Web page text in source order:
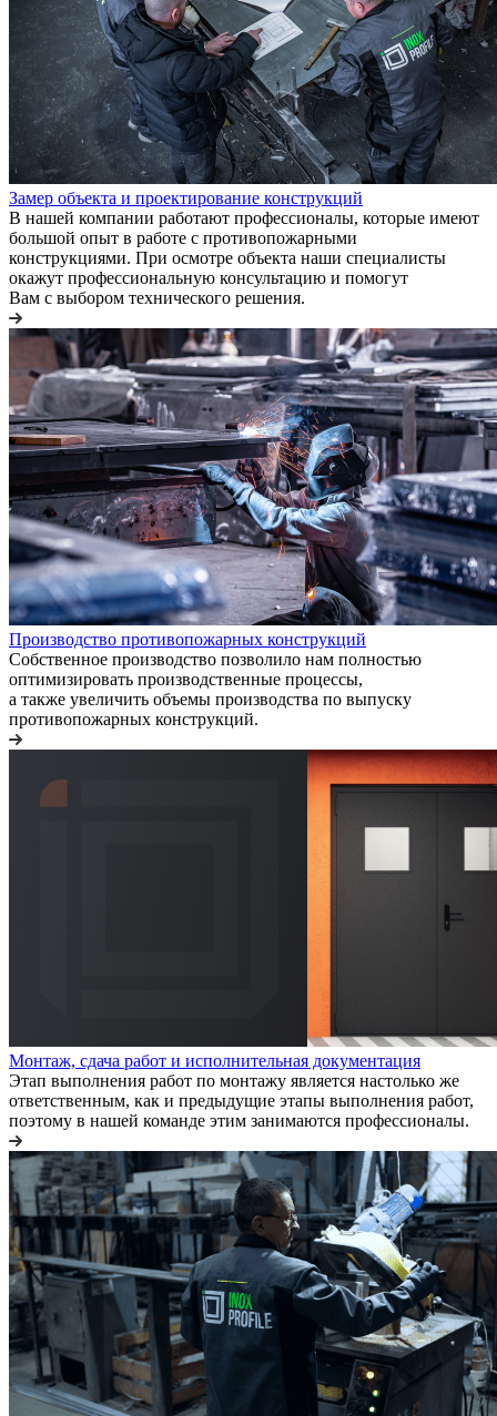
Замер объекта и проектирование конструкций
В нашей компании работают профессионалы, которые имеют
большой опыт в работе с противопожарными
конструкциями. При осмотре объекта наши специалисты
окажут профессиональную консультацию и помогут
Вам с выбором технического решения.
Производство противопожарных конструкций
Собственное производство позволило нам полностью
оптимизировать производственные процессы,
а также увеличить объемы производства по выпуску
противопожарных конструкций.
Монтаж, сдача работ и исполнительная документация
Этап выполнения работ по монтажу является настолько же
ответственным, как и предыдущие этапы выполнения работ,
поэтому в нашей команде этим занимаются профессионалы.